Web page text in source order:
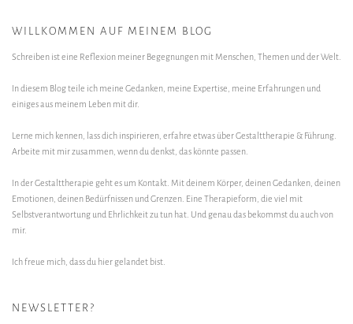
WILLKOMMEN AUF MEINEM BLOG
Schreiben ist eine Reflexion meiner Begegnungen mit Menschen, Themen und der Welt.
In diesem Blog teile ich meine Gedanken, meine Expertise, meine Erfahrungen und
einiges aus meinem Leben mit dir.
Lerne mich kennen, lass dich inspirieren, erfahre etwas über Gestalttherapie & Führung.
Arbeite mit mir zusammen, wenn du denkst, das könnte passen.
In der Gestalttherapie geht es um Kontakt. Mit deinem Körper, deinen Gedanken, deinen
Emotionen, deinen Bedürfnissen und Grenzen. Eine Therapieform, die viel mit
Selbstverantwortung und Ehrlichkeit zu tun hat. Und genau das bekommst du auch von
mir.
Ich freue mich, dass du hier gelandet bist.
NEWSLETTER?